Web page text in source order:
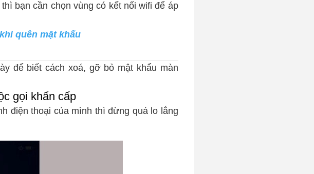
bạn cần chọn vùng có kết nối wifi để áp
quên mật khẩu
để biết cách xoá, gỡ bỏ mật khẩu màn
gọi khẩn cấp
điện thoại của mình thì đừng quá lo lắng